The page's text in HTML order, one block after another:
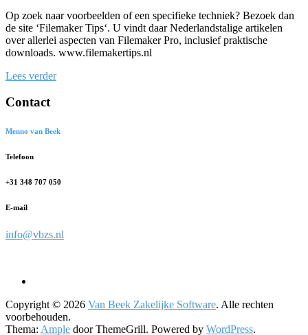
Op zoek naar voorbeelden of een specifieke techniek? Bezoek dan
de site ‘Filemaker Tips‘. U vindt daar Nederlandstalige artikelen
over allerlei aspecten van Filemaker Pro, inclusief praktische
downloads. www.filemakertips.nl
Lees verder
Contact
Menno van Beek
Telefoon
+31 348 707 050
E-mail
info@vbzs.nl
Copyright © 2026 Van Beek Zakelijke Software. Alle rechten
voorbehouden.
Thema: Ample door ThemeGrill. Powered by WordPress.